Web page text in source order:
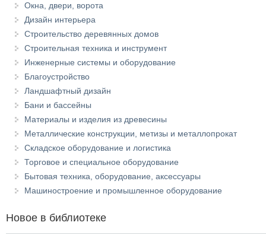
Окна, двери, ворота
Дизайн интерьера
Строительство деревянных домов
Строительная техника и инструмент
Инженерные системы и оборудование
Благоустройство
Ландшафтный дизайн
Бани и бассейны
Материалы и изделия из древесины
Металлические конструкции, метизы и металлопрокат
Складское оборудование и логистика
Торговое и специальное оборудование
Бытовая техника, оборудование, аксессуары
Машиностроение и промышленное оборудование
Новое в библиотеке